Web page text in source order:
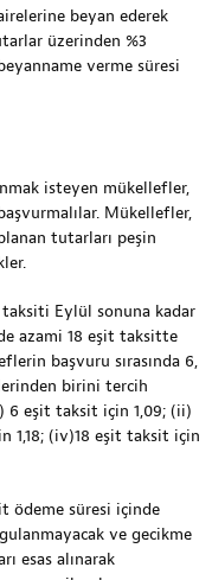
beyan ederek
üzerinden %3
verme süresi
isteyen mükellefler,
Mükellefler,
tutarları peşin
Eylül sonuna kadar
azami 18 eşit taksitte
başvuru sırasında 6,
birini tercih
6 eşit taksit için 1,09; (ii)
1,18; (iv)18 eşit taksit için
ödeme süresi içinde
ve gecikme
esas alınarak